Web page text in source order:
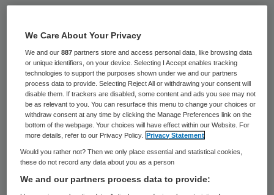
alle huisartsen, wijkverpleegkundigen en
thuiszorgmedewerkers
beschikking te hebben over voldoende
beschermingsmiddelen”,schrijven de
Landelijke Huisartsen Vereniging (LHV), het
Nederlands Huisartsen Genootschap (NHG),
de organisatie voor eerstelijnszorg InEen,
beroepsvereniging voor verzorgenden en
verpleegkundigen V&VN en
brancheverenigingen voor de ouderen- en
We Care About Your Privacy
We and our887 partners store and access personal data, like browsing data
or unique identifiers, on your device. Selecting I Accept enables tracking
technologies to support the purposes shown under we and our partners
process data to provide. Selecting Reject All or withdrawing your consent will
disable them. If trackers are disabled, some content and ads you see may not
be as relevant to you. You can resurface this menu to change your choices or
withdraw consent at any time by clicking the Manage Preferences link on the
bottom of the webpage. Your choices will have effect within our Website. For
more details, refer to our Privacy Policy.
Privacy Statement
Would you rather not? Then we only place essential and statistical cookies,
these do not record any data about you as a person
We and our partners process data to provide: